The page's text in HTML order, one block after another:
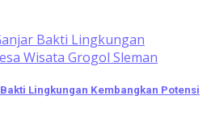
Lingkungan Kembangkan Potensi